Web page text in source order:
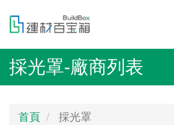
內
容採光罩-廠商列表
首頁 採光罩